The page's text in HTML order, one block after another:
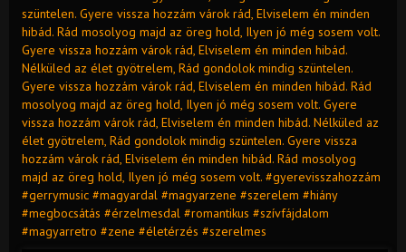
szüntelen. Gyere vissza hozzám várok rád, Elviselem én minden
hibád. Rád mosolyog majd az öreg hold, Ilyen jó még sosem volt.
Gyere vissza hozzám várok rád, Elviselem én minden hibád.
Nélküled az élet gyötrelem, Rád gondolok mindig szüntelen.
Gyere vissza hozzám várok rád, Elviselem én minden hibád. Rád
mosolyog majd az öreg hold, Ilyen jó még sosem volt. Gyere
vissza hozzám várok rád, Elviselem én minden hibád. Nélküled az
élet gyötrelem, Rád gondolok mindig szüntelen. Gyere vissza
hozzám várok rád, Elviselem én minden hibád. Rád mosolyog
majd az öreg hold, Ilyen jó még sosem volt. #gyerevisszahozzám
#gerrymusic #magyardal #magyarzene #szerelem #hiány
#megbocsátás #érzelmesdal #romantikus #szívfájdalom
#magyarretro #zene #életérzés #szerelmes